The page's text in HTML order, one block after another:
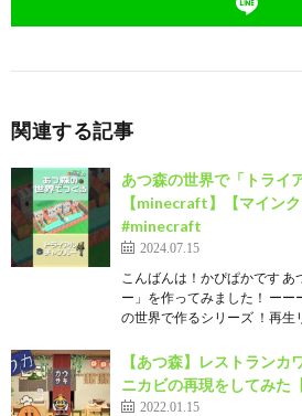
関連する記事
あつ森の世界で「トライ
【minecraft】【マイン
#minecraft
2024.07.15
こんばんは！かぴぱかです
ー」を作ってみました！ ー
の世界で作るシリーズ ！再生
【あつ森】レストラン
ニカビの再現をしてみた
2022.01.15